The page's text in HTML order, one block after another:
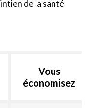
de la santé
Vous
économisez